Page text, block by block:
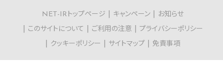
NET-IRトップページ キャンペーン
お知らせ
このサイトについて
ご利用の注意
プライバシーポリシー
クッキーポリシー
サイトマップ 免責事項